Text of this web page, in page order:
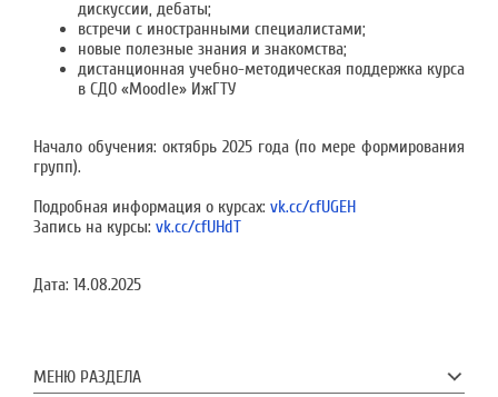
дискуссии, дебаты;
встречи с иностранными специалистами;
новые полезные знания и знакомства;
дистанционная учебно-методическая поддержка курса
в СДО «Moodle» ИжГТУ
Начало обучения: октябрь 2025 года (по мере формирования
групп).
Подробная информация о курсах: vk.cc/cfUGEH
Запись на курсы: vk.cc/cfUHdT
Дата: 14.08.2025
МЕНЮ РАЗДЕЛА